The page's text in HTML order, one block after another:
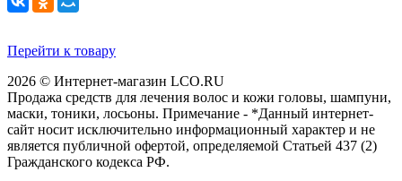
Перейти к товару
2026 © Интернет-магазин LCO.RU
Продажа средств для лечения волос и кожи головы, шампуни,
маски, тоники, лосьоны. Примечание - *Данный интернет-
сайт носит исключительно информационный характер и не
является публичной офертой, определяемой Статьей 437 (2)
Гражданского кодекса РФ.